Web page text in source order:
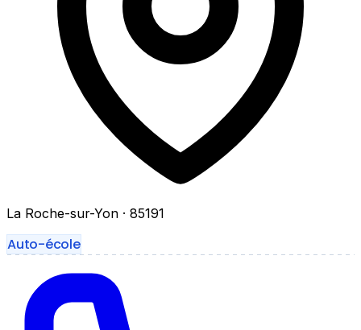
La Roche-sur-Yon · 85191
Auto-école